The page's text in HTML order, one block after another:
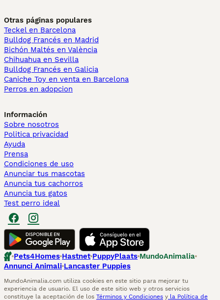
Otras páginas populares
Teckel en Barcelona
Bulldog Francés en Madrid
Bichón Maltés en València
Chihuahua en Sevilla
Bulldog Francés en Galicia
Caniche Toy en venta en Barcelona
Perros en adopcion
Información
Sobre nosotros
Politica privacidad
Ayuda
Prensa
Condiciones de uso
Anunciar tus mascotas
Anuncia tus cachorros
Anuncia tus gatos
Test perro ideal
Pets4Homes Hastnet PuppyPlaats MundoAnimalia
Annunci Animali Lancaster Puppies
MundoAnimalia.com utiliza cookies en este sitio para mejorar tu
experiencia de usuario. El uso de este sitio web y otros servicios
constituye la aceptación de los Términos y Condiciones y la Política de